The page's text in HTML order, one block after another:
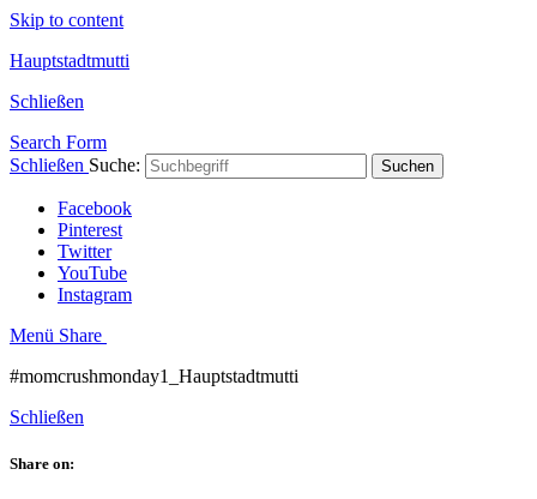
Skip to content
Hauptstadtmutti
Schließen
Search Form
Schließen Suche: Suchen
Facebook
Pinterest
Twitter
YouTube
Instagram
Menü Share
#momcrushmonday1_Hauptstadtmutti
Schließen
Share on: